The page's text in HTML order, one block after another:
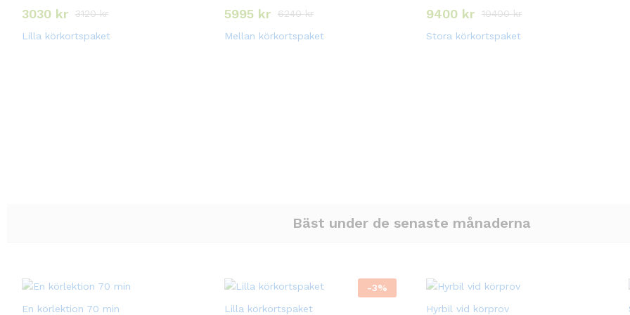
3030 kr 3120kr
Lilla körkortspaket
5995 kr 6240kr
Mellan körkortspaket
9400 kr 10400kr
Stora körkortspaket
Bäst under de senaste månaderna
En körlektion 70 min
-3%
Lilla körkortspaket
Hyrbil vid körprov